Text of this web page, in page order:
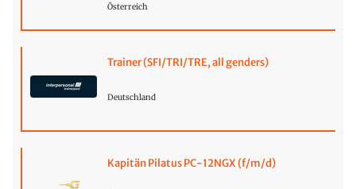
Österreich
Trainer (SFI/TRI/TRE, all genders)
Deutschland
Kapitän Pilatus PC-12NGX (f/m/d)